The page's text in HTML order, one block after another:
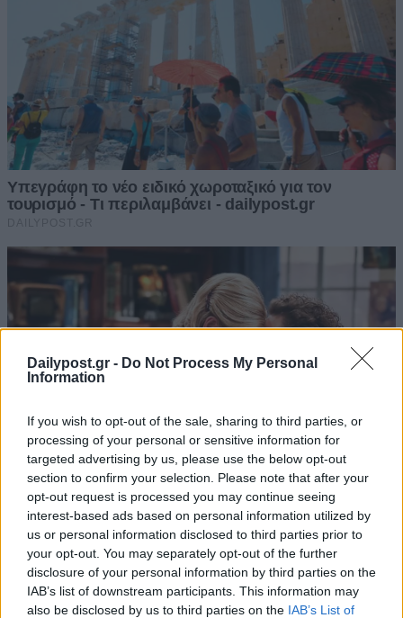
Dailypost.gr - Do Not Process My Personal
Information
If you wish to opt-out of the sale, sharing to third parties, or
processing of your personal or sensitive information for
targeted advertising by us, please use the below opt-out
section to confirm your selection. Please note that after your
opt-out request is processed you may continue seeing
interest-based ads based on personal information utilized by
us or personal information disclosed to third parties prior to
your opt-out. You may separately opt-out of the further
disclosure of your personal information by third parties on the
IAB’s list of downstream participants. This information may
also be disclosed by us to third parties on the IAB’s List of